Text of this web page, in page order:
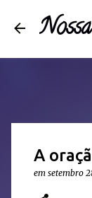
A
em setembro